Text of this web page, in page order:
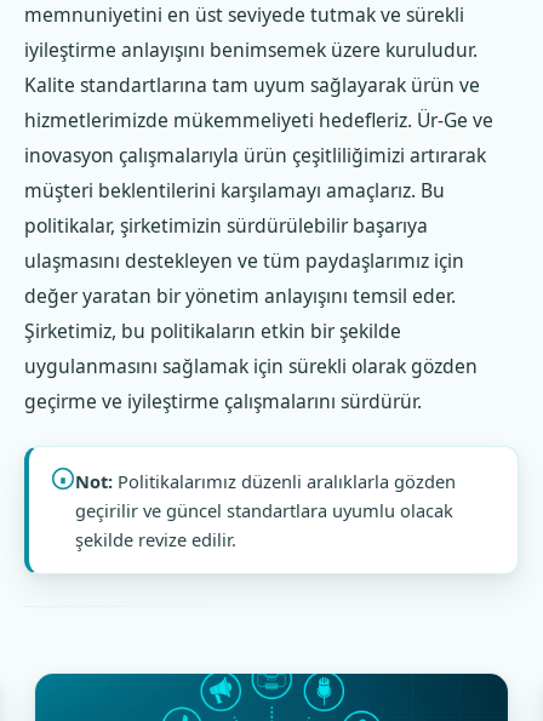
memnuniyetini en üst seviyede tutmak ve sürekli
iyileştirme anlayışını benimsemek üzere kuruludur.
Kalite standartlarına tam uyum sağlayarak ürün ve
hizmetlerimizde mükemmeliyeti hedefleriz. Ür-Ge ve
inovasyon çalışmalarıyla ürün çeşitliliğimizi artırarak
müşteri beklentilerini karşılamayı amaçlarız. Bu
politikalar, şirketimizin sürdürülebilir başarıya
ulaşmasını destekleyen ve tüm paydaşlarımız için
değer yaratan bir yönetim anlayışını temsil eder.
Şirketimiz, bu politikaların etkin bir şekilde
uygulanmasını sağlamak için sürekli olarak gözden
geçirme ve iyileştirme çalışmalarını sürdürür.
Not: Politikalarımız düzenli aralıklarla gözden
geçirilir ve güncel standartlara uyumlu olacak
şekilde revize edilir.